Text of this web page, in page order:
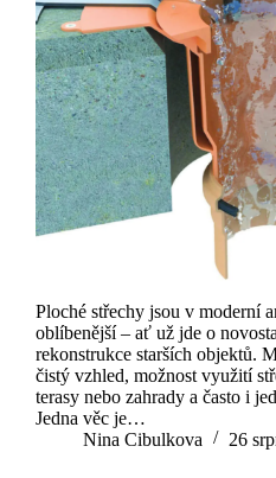
Ploché střechy jsou v moderní
oblíbenější – ať už jde o
rekonstrukce starších objektů.
čistý vzhled, možnost využití
terasy nebo zahrady a často i
Jedna věc je…
Nina Cibulkova
26